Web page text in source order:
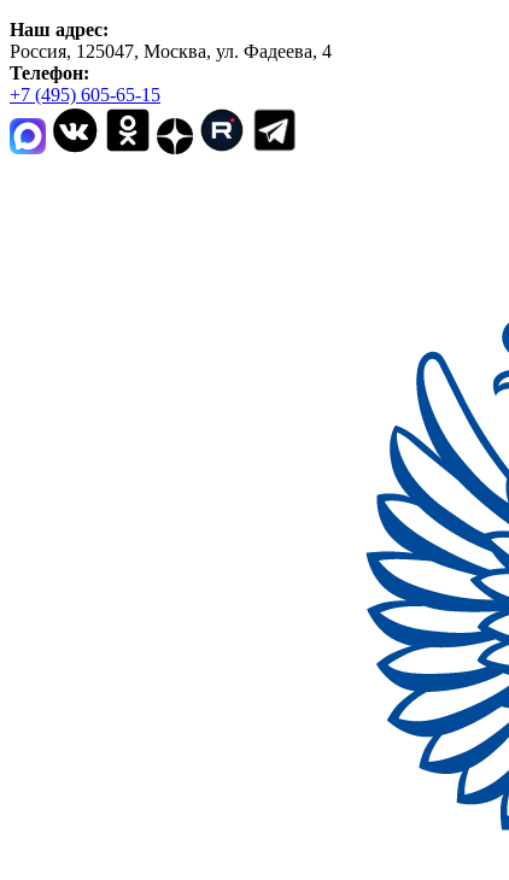
Наш адрес:
Россия, 125047, Москва, ул. Фадеева, 4
Телефон:
+7 (495) 605-65-15